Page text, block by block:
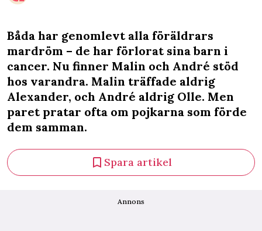
Båda har genomlevt alla föräldrars
mardröm – de har förlorat sina barn i
cancer. Nu finner Malin och André stöd
hos varandra. Malin träffade aldrig
Alexander, och André aldrig Olle. Men
paret pratar ofta om pojkarna som förde
dem samman.
Spara artikel
Annons